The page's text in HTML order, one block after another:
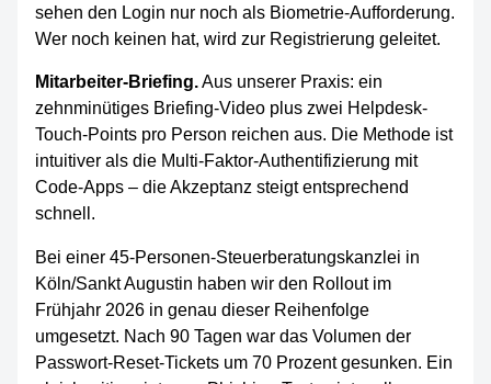
sehen den Login nur noch als Biometrie-Aufforderung.
Wer noch keinen hat, wird zur Registrierung geleitet.
Mitarbeiter-Briefing.Aus unserer Praxis: ein
zehnminütiges Briefing-Video plus zwei Helpdesk-
Touch-Points pro Person reichen aus. Die Methode ist
intuitiver als die Multi-Faktor-Authentifizierung mit
Code-Apps – die Akzeptanz steigt entsprechend
schnell.
Bei einer 45-Personen-Steuerberatungskanzlei in
Köln/Sankt Augustin haben wir den Rollout im
Frühjahr 2026 in genau dieser Reihenfolge
umgesetzt. Nach 90 Tagen war das Volumen der
Passwort-Reset-Tickets um 70 Prozent gesunken. Ein